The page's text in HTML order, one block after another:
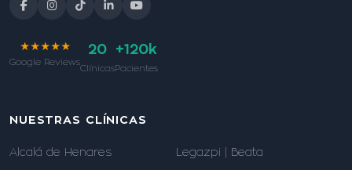
★★★★★
Google Reviews
20
Clínicas
+120k
Pacientes
NUESTRAS CLÍNICAS
Alcalá de Henares Legazpi | Beata